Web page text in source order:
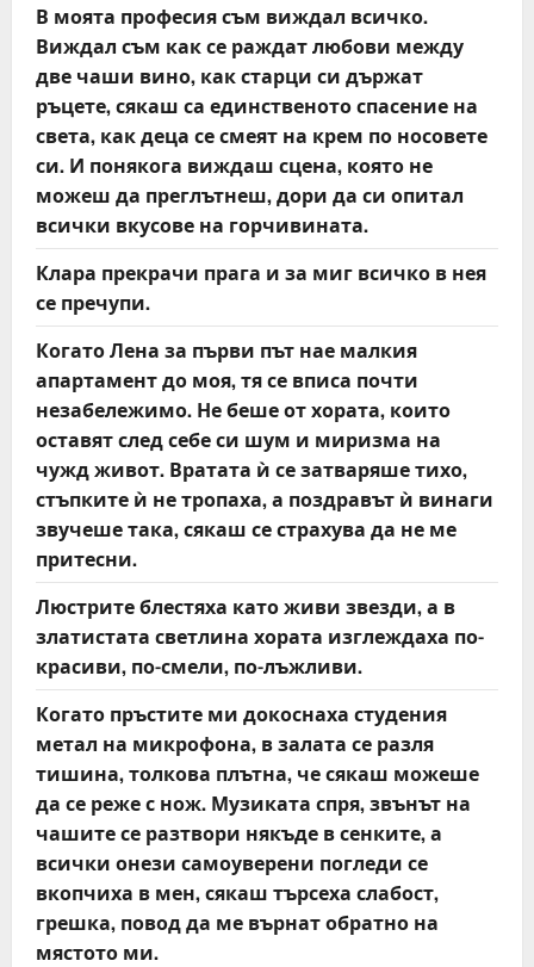
В моята професия съм виждал всичко.
Виждал съм как се раждат любови между
две чаши вино, как старци си държат
ръцете, сякаш са единственото спасение на
света, как деца се смеят на крем по носовете
си. И понякога виждаш сцена, която не
можеш да преглътнеш, дори да си опитал
всички вкусове на горчивината.
Клара прекрачи прага и за миг всичко в нея
се пречупи.
Когато Лена за първи път нае малкия
апартамент до моя, тя се вписа почти
незабележимо. Не беше от хората, които
оставят след себе си шум и миризма на
чужд живот. Вратата ѝ се затваряше тихо,
стъпките ѝ не тропаха, а поздравът ѝ винаги
звучеше така, сякаш се страхува да не ме
притесни.
Люстрите блестяха като живи звезди, а в
златистата светлина хората изглеждаха по-
красиви, по-смели, по-лъжливи.
Когато пръстите ми докоснаха студения
метал на микрофона, в залата се разля
тишина, толкова плътна, че сякаш можеше
да се реже с нож. Музиката спря, звънът на
чашите се разтвори някъде в сенките, а
всички онези самоуверени погледи се
вкопчиха в мен, сякаш търсеха слабост,
грешка, повод да ме върнат обратно на
мястото ми.